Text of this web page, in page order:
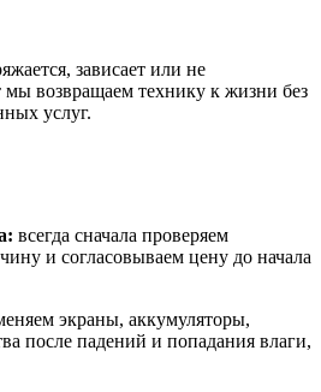
зависает или не
мы возвращаем технику к жизни без
услуг.
всегда сначала проверяем
и согласовываем цену до начала
экраны, аккумуляторы,
после падений и попадания влаги,